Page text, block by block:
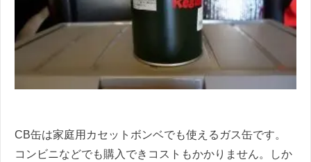
CB缶は家庭用カセットボンベでも使えるガス缶です。
コンビニなどでも購入できコストもかかりません。しか